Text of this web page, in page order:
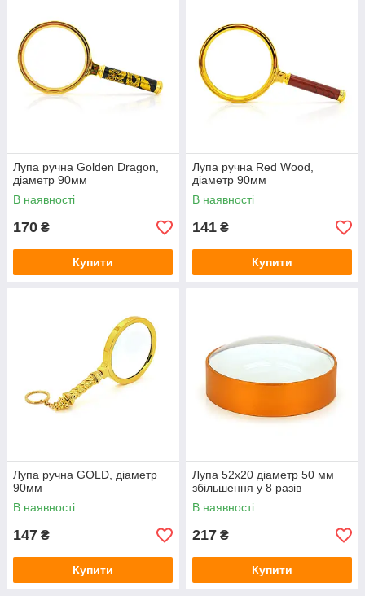
Лупа ручна Golden Dragon,
діаметр 90мм
В наявності
170 ₴
Купити
Лупа ручна Red Wood,
діаметр 90мм
В наявності
141 ₴
Купити
Лупа ручна GOLD, діаметр
90мм
В наявності
147 ₴
Купити
Лупа 52x20 діаметр 50 мм
збільшення у 8 разів
В наявності
217 ₴
Купити